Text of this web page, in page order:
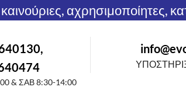
καινούριες, αχρησιμοποίητες,
& ΣΑΒ 8:30-14:00